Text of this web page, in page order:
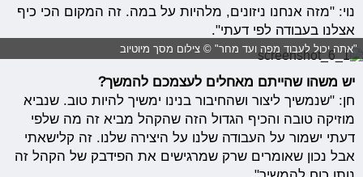
נוי: "מזה אנחנו ניזונים, מלהיות על במה. זה המקום הכי כיף
אצלנו בעבודה לפי דעתי".
"אתה יכול לעבוד מפה ועד מחר" © צילום מסך מיוטיוב
יש משהו שהייתם מאחלים לעצמכם להמשך?
חן: "שנמשיך ליצור ושהחיבור בנינו ימשיך להיות טוב. שנביא
מוזיקה טובה והכיף הגדול הזה שהקהל מביא זה מה שלפי
דעתי ישמור על העבודה שלנו על היצירה שלנו. זה קלישאתי
אבל נכון שאומרים שרק שמרגישים את הפידבק של הקהל זה